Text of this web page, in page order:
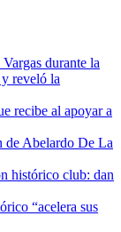
durante la
reveló la
recibe al apoyar a
de Abelardo De La
histórico club: dan
“acelera sus